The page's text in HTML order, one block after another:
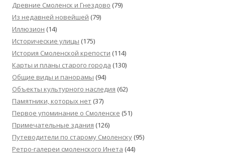
Древние Смоленск и Гнездово (79)
Из недавней новейшей (79)
Иллюзион (14)
Исторические улицы (175)
История Смоленской крепости (114)
Карты и планы старого города (130)
Общие виды и панорамы (94)
Объекты культурного наследия (62)
Памятники, которых нет (37)
Первое упоминание о Смоленске (51)
Примечательные здания (126)
Путеводители по старому Смоленску (95)
Ретро-галереи смоленского Инета (44)